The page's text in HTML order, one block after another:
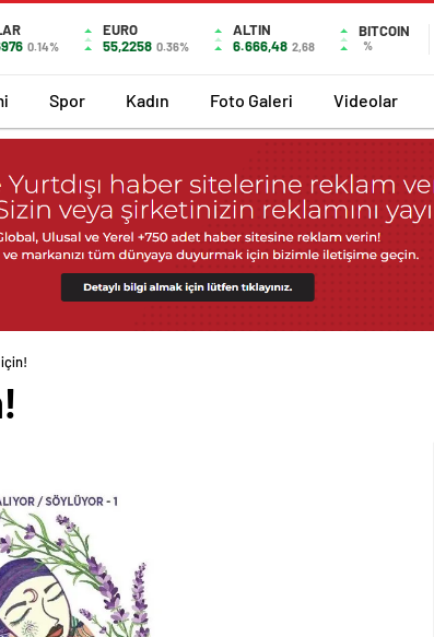
0.14%
EURO
55,2258 0.36%
ALTIN
6.666,48 2,68
BITCOIN
%
Spor Kadın Foto Galeri Videolar
için!